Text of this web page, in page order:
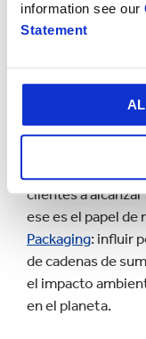
information see our
Statement
clientes a
ese es el papel
Packaging: influir
de cadenas de
el impacto
en el planeta.